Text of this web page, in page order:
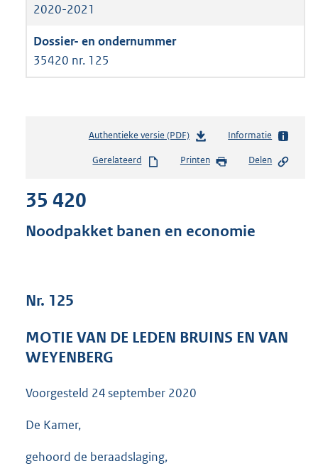
2020-2021
35420 nr. 125
Authentieke versie (PDF)b
s
s
e
5
Informatie
Gerelateerd Printen Delen
35 420
Noodpakket banen en economie
Nr. 125
MOTIE VAN DE LEDEN BRUINS EN VAN
WEYENBERG
Voorgesteld 24 september 2020
De Kamer,
gehoord de beraadslaging,